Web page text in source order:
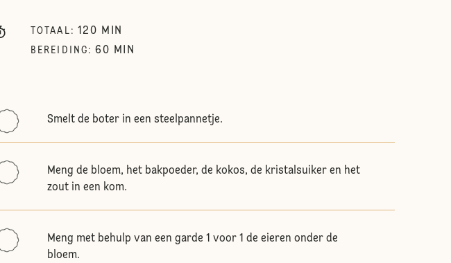
TOTAAL : 120 MIN
BEREIDING : 60 MIN
Smelt de boter in een steelpannetje.
Meng de bloem, het bakpoeder, de kokos, de kristalsuiker en het
zout in een kom.
Meng met behulp van een garde 1 voor 1 de eieren onder de
bloem.